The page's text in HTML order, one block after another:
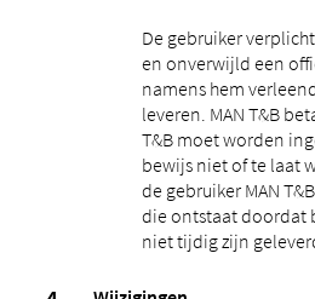
De gebruiker
en onverwijld een
namens hem
leveren. MAN T&B
T&B moet worden
bewijs niet of te laat
de gebruiker MAN
die ontstaat doordat
niet tijdig zijn